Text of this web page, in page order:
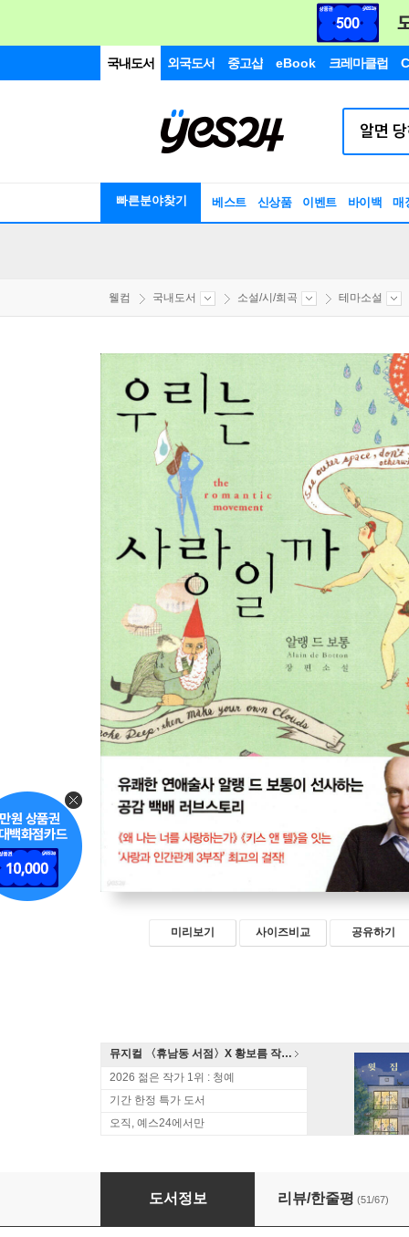
국내도서 외국도서 중고샵 eBook 크레마클럽
빠른분야찾기 베스트 신상품 이벤트 바이백 매
웰컴 국내도서 소설/시/희곡 테마소설
미리보기 사이즈비교 공유하기
뮤지컬 〈휴남동 서점〉X 황보름 작가 북토크
2026 젊은 작가 1위 : 청예
기간 한정 특가 도서
오직, 예스24에서만
우리는 사랑일까
도서정보 리뷰/한줄평 (51/67)